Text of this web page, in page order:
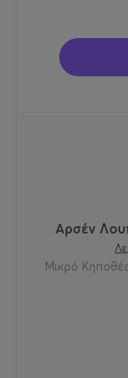
Αρσέν
Μικρό